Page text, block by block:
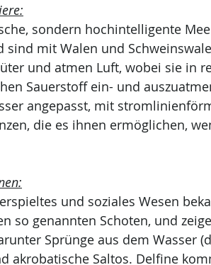
sondern hochintelligente
sind mit Walen und
und atmen Luft, wobei sie in
Sauerstoff ein- und
angepasst, mit
die es ihnen ermöglichen,
und soziales Wesen
so genannten Schoten, und
Sprünge aus dem Wasser
akrobatische Saltos. Delfine